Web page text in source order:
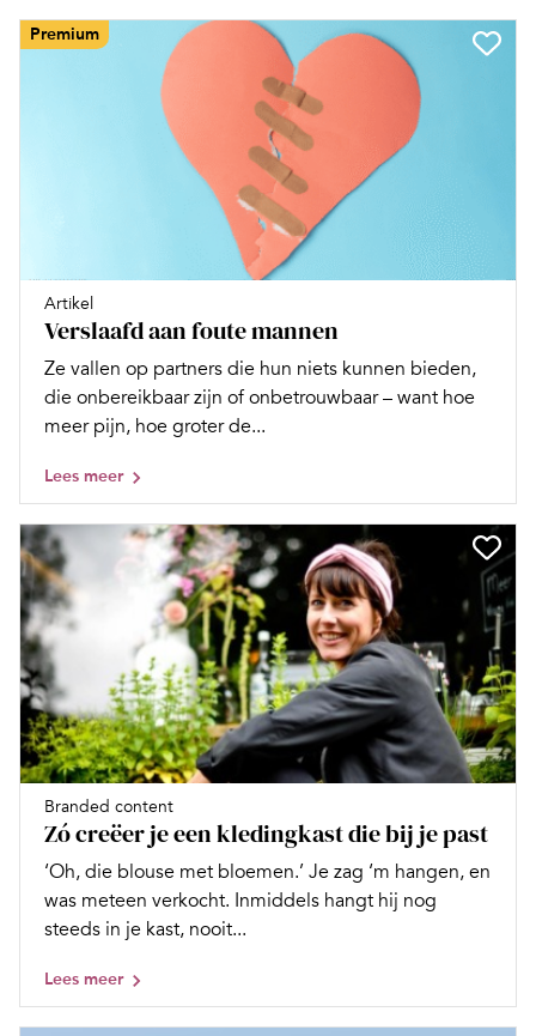
Premium
Artikel
Verslaafd aan foute mannen
Ze vallen op partners die hun niets kunnen bieden,
die onbereikbaar zijn of onbetrouwbaar – want hoe
meer pijn, hoe groter de...
Lees meer
Branded content
Zó creëer je een kledingkast die bij je past
‘Oh, die blouse met bloemen.’ Je zag ‘m hangen, en
was meteen verkocht. Inmiddels hangt hij nog
steeds in je kast, nooit...
Lees meer